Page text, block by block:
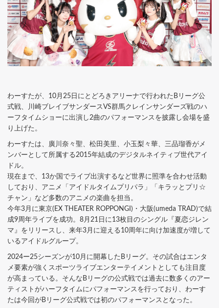
わーすたが、10月25日にとどろきアリーナで行われたBリーグ公
式戦、川崎ブレイブサンダースVS群馬クレインサンダーズ戦のハ
ーフタイムショーに出演し2曲のパフォーマンスを披露し会場を盛
り上げた。
わーすたは、廣川奈々聖、松田美里、小玉梨々華、三品瑠香がメ
ンバーとして所属する2015年結成のデジタルネイティブ世代アイ
ドル。
現在まで、13か国でライブ出演するなど世界に照準を合わせ活動
しており、アニメ「アイドルタイムプリパラ」「キラッとプリ☆
チャン」など多数のアニメの楽曲を担当。
今年3月に東京(EX THEATER ROPPONGI)・大阪(umeda TRAD)で結
成9周年ライブを成功。8月21日に13枚目のシングル『夏恋ジレン
マ』をリリースし、来年3月に迎える10周年に向け加速度が増して
いるアイドルグループ。
2024ー25シーズンが10月に開幕したBリーグ。その試合はエンタ
メ要素が強くスポーツライブエンターテイメントとしても注目度
が高まっている。そんなBリーグの公式戦では過去に数多くのアー
ティストがハーフタイムにパフォーマンスを行っており、わーす
たは今回がBリーグ公式戦では初のパフォーマンスとなった。